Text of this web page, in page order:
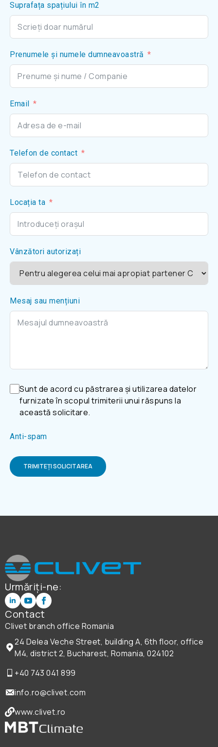
Suprafața spațiului în m2
Prenumele și numele dumneavoastră
Email
Telefon de contact
Locația ta
Vânzători autorizați
Mesaj sau mențiuni
Sunt de acord cu păstrarea și utilizarea datelor
furnizate în scopul trimiterii unui răspuns la
această solicitare.
Anti-spam
TRIMITEȚI SOLICITAREA
Urmăriți-ne:
Contact
Clivet branch office Romania
24 Delea Veche Street, building A, 6th floor, office
M4, district 2, Bucharest, Romania, 024102
+40 743 041 899
info.ro@clivet.com
www.clivet.ro